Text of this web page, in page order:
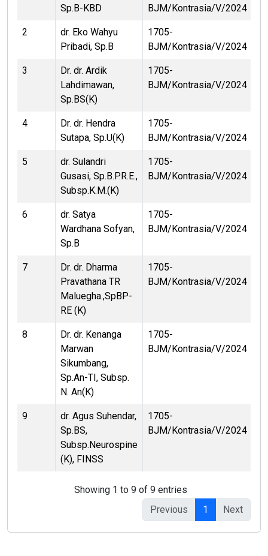
Sp.B-KBD
BJM/Kontrasia/V/2024
2
dr. Eko Wahyu
Pribadi, Sp.B
1705-
BJM/Kontrasia/V/2024
3
Dr. dr. Ardik
Lahdimawan,
Sp.BS(K)
1705-
BJM/Kontrasia/V/2024
4
Dr. dr. Hendra
Sutapa, Sp.U(K)
1705-
BJM/Kontrasia/V/2024
5
dr. Sulandri
Gusasi, Sp.B.P.R.E.,
Subsp.K.M.(K)
1705-
BJM/Kontrasia/V/2024
6
dr. Satya
Wardhana Sofyan,
Sp.B
1705-
BJM/Kontrasia/V/2024
7
Dr. dr. Dharma
Pravathana TR
Maluegha.,SpBP-
RE (K)
1705-
BJM/Kontrasia/V/2024
8
Dr. dr. Kenanga
Marwan
Sikumbang,
Sp.An-TI, Subsp.
N. An(K)
1705-
BJM/Kontrasia/V/2024
9
dr. Agus Suhendar,
Sp.BS,
Subsp.Neurospine
(K), FINSS
1705-
BJM/Kontrasia/V/2024
Showing 1 to 9 of 9 entries
Previous
1 Next